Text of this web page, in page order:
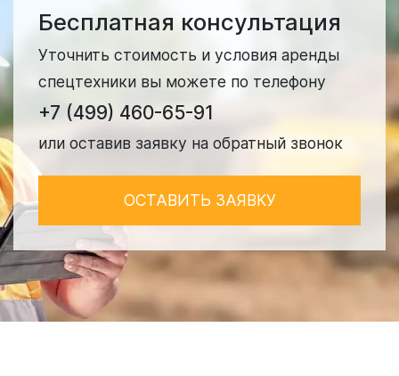
Бесплатная консультация
Уточнить стоимость и условия аренды
спецтехники вы можете по телефону
+7 (499) 460-65-91
или оставив заявку на обратный звонок
ОСТАВИТЬ ЗАЯВКУ